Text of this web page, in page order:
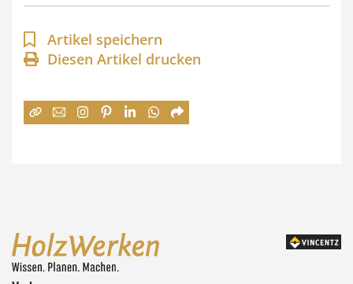
p
a
n
e
0
Artikel speichern
Diesen Artikel drucken